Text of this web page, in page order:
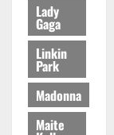
Lady
Gaga
Linkin
Park
Madonna
Maite